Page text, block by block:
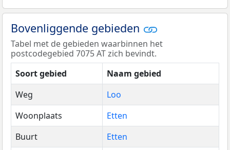
Bovenliggende gebieden
Tabel met de gebieden waarbinnen het
postcodegebied 7075 AT zich bevindt.
Soort gebied
Naam gebied
Weg
Loo
Woonplaats
Etten
Buurt
Etten